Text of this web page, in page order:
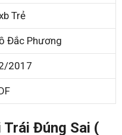
Trẻ
Đắc Phương
2017
Trái Đúng Sai (